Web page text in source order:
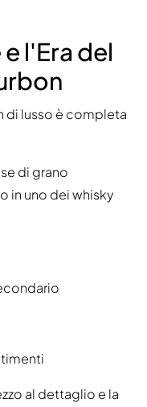
l'Era del
di lusso è completa
di grano
in uno dei whisky
al dettaglio e la